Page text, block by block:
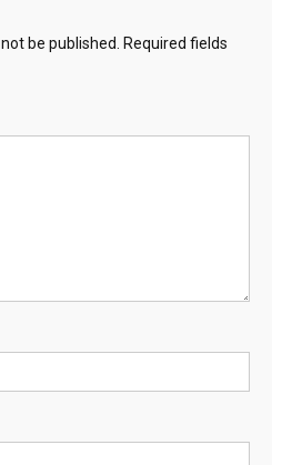
be published.
Required fields